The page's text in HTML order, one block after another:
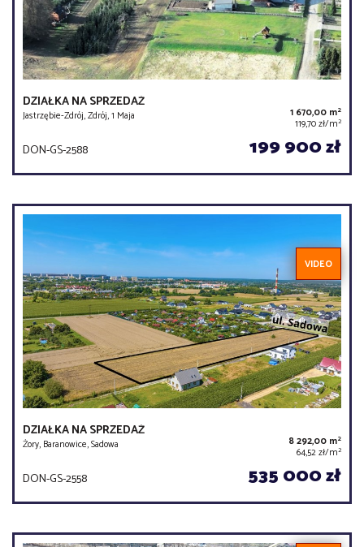
DZIAŁKA NA SPRZEDAŻ
Jastrzębie-Zdrój, Zdrój, 1 Maja 1 670,00 m2
119,70 zł/m2
DON-GS-2588 199 900 zł
VIDEO
DZIAŁKA NA SPRZEDAŻ
Żory, Baranowice, Sadowa 8 292,00 m2
64,52 zł/m2
DON-GS-2558 535 000 zł